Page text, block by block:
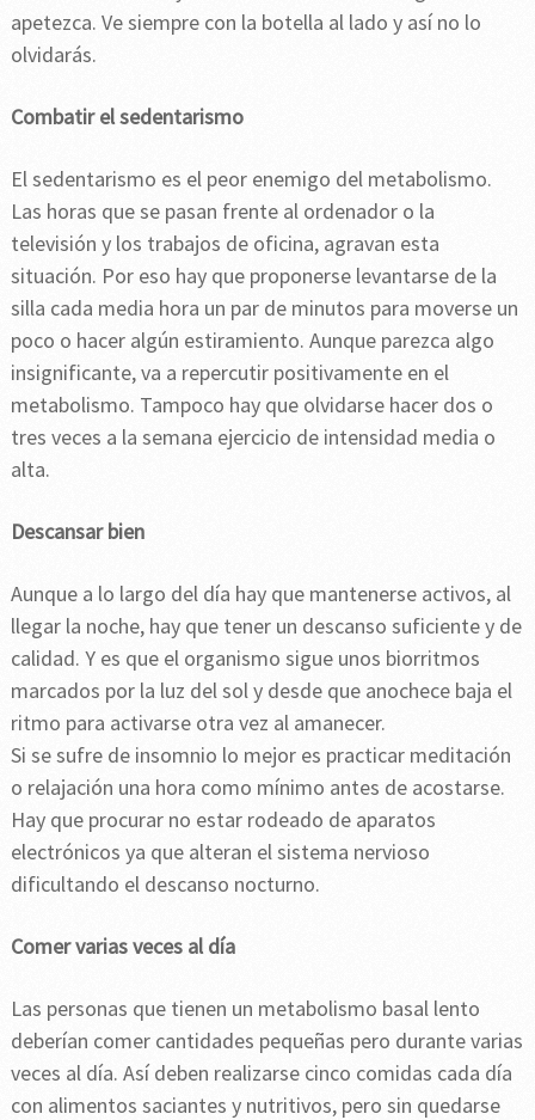
apetezca. Ve siempre con la botella al lado y así no lo
olvidarás.
Combatir el sedentarismo
El sedentarismo es el peor enemigo del metabolismo.
Las horas que se pasan frente al ordenador o la
televisión y los trabajos de oficina, agravan esta
situación. Por eso hay que proponerse levantarse de la
silla cada media hora un par de minutos para moverse un
poco o hacer algún estiramiento. Aunque parezca algo
insignificante, va a repercutir positivamente en el
metabolismo. Tampoco hay que olvidarse hacer dos o
tres veces a la semana ejercicio de intensidad media o
alta.
Descansar bien
Aunque a lo largo del día hay que mantenerse activos, al
llegar la noche, hay que tener un descanso suficiente y de
calidad. Y es que el organismo sigue unos biorritmos
marcados por la luz del sol y desde que anochece baja el
ritmo para activarse otra vez al amanecer.
Si se sufre de insomnio lo mejor es practicar meditación
o relajación una hora como mínimo antes de acostarse.
Hay que procurar no estar rodeado de aparatos
electrónicos ya que alteran el sistema nervioso
dificultando el descanso nocturno.
Comer varias veces al día
Las personas que tienen un metabolismo basal lento
deberían comer cantidades pequeñas pero durante varias
veces al día. Así deben realizarse cinco comidas cada día
con alimentos saciantes y nutritivos, pero sin quedarse